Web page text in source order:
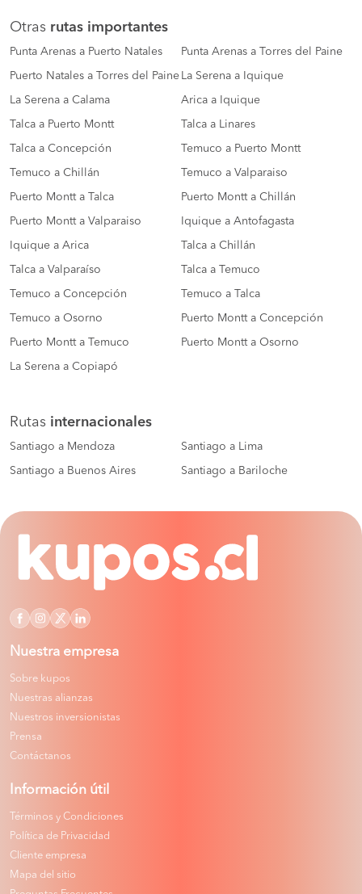
Otras rutas importantes
Punta Arenas a Puerto Natales Punta Arenas a Torres del Paine
Puerto Natales a Torres del Paine La Serena a Iquique
La Serena a Calama Arica a Iquique
Talca a Puerto Montt Talca a Linares
Talca a Concepción Temuco a Puerto Montt
Temuco a Chillán Temuco a Valparaiso
Puerto Montt a Talca Puerto Montt a Chillán
Puerto Montt a Valparaiso Iquique a Antofagasta
Iquique a Arica Talca a Chillán
Talca a Valparaíso Talca a Temuco
Temuco a Concepción Temuco a Talca
Temuco a Osorno Puerto Montt a Concepción
Puerto Montt a Temuco Puerto Montt a Osorno
La Serena a Copiapó
Rutas internacionales
Santiago a Mendoza Santiago a Lima
Santiago a Buenos Aires Santiago a Bariloche
Nuestra empresa
Sobre kupos
Nuestras alianzas
Nuestros inversionistas
Prensa
Contáctanos
Información útil
Términos y Condiciones
Política de Privacidad
Cliente empresa
Mapa del sitio